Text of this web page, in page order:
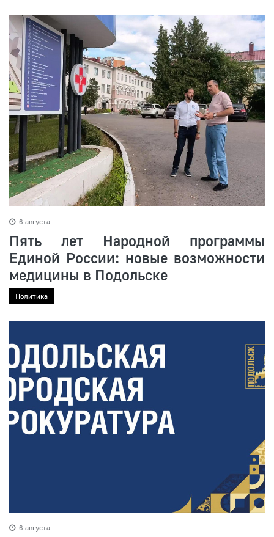
6 августа
Пять лет Народной программы
Единой России: новые возможности
медицины в Подольске
Политика
6 августа